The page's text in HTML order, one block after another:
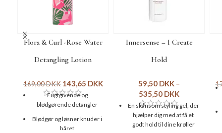
Flora & Curl -Rose Water
Detangling Lotion
169,00DKK 143,65 DKK
Fugtgivende og
blødgørende detangler
Blødgør og løsner knuder i
håret
Innersense – I Create
Hold
59,50 DKK –
535,50 DKK
En skånsom styling gel, der
hjælper dig med at få et
godt hold til dine krøller